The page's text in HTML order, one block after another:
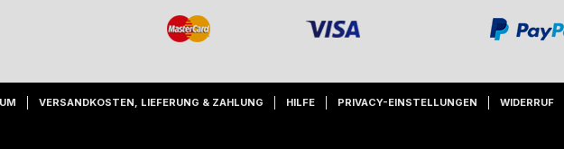
VERSANDKOSTEN, LIEFERUNG & ZAHLUNG HILFE PRIVACY-EINSTELLUNGEN WIDERRUF